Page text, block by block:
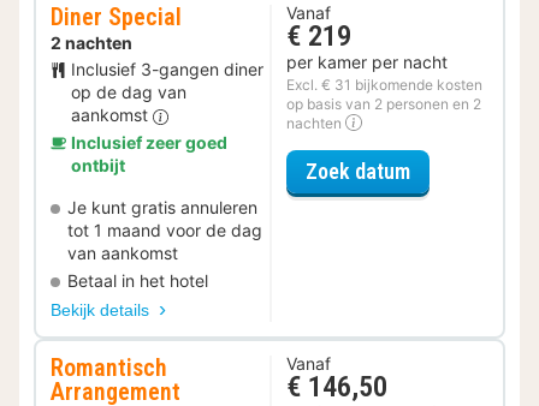
Diner Special
2 nachten
Inclusief 3-gangen diner
op de dag van
aankomst
Inclusief zeer goed
ontbijt
Je kunt gratis annuleren
tot 1 maand voor de dag
van aankomst
Betaal in het hotel
Bekijk details
Vanaf
€ 219
per kamer per nacht
Excl. € 31 bijkomende kosten
op basis van 2 personen en 2
nachten
Zoek datumvoor Diner
Romantisch
Arrangement
Vanaf
€ 146,50